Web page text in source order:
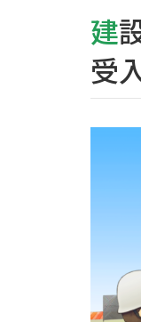
建設キャリアアップシステム／外国人技能実習生の
受